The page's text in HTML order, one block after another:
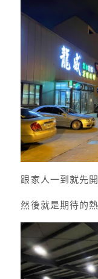
跟家人一到就先
然後就是期待的